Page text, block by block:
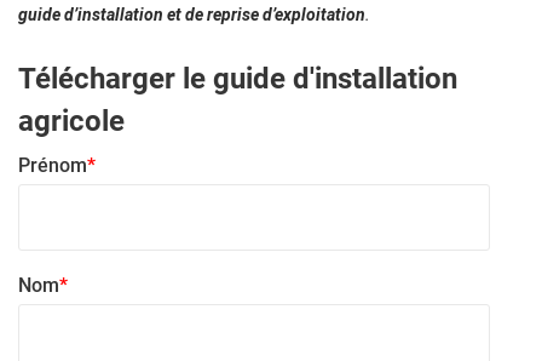
guide d’installation et de reprise d’exploitation.
Télécharger le guide d'installation
agricole
Prénom*
Nom*